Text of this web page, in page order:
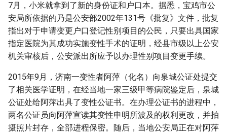
7月，小米就拿到了新的身份证和户口本。据悉，宝鸡市公
安局所依据的乃是公安部2002年131号《批复》文件，批复
指出对于申请变更户口登记性别项目的公民，只要出具国家
指定医院为其成功实施变性手术的证明，经县市级以上公安
机关审核后，公安派出所应予以办理性别项目变更手续。
2015年9月，济南一变性者阿萍（化名）向泉城公证处提交
了相关医学证明，在经当地一家三级甲等病院鉴定后，泉城
公证处给阿萍出具了变性公证书。在办理公证书的进程中，
两名公证员向阿萍宣读其变性申明所波及的权利更改，并拍
摄照片封存，全部进程保密。随后，当地公安局正在对阿萍